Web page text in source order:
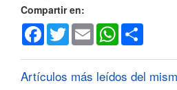
Detalles
del
artículo
Compartir en:
Facebook
TwitterEmail WhatsApp
Artículos más leídos del